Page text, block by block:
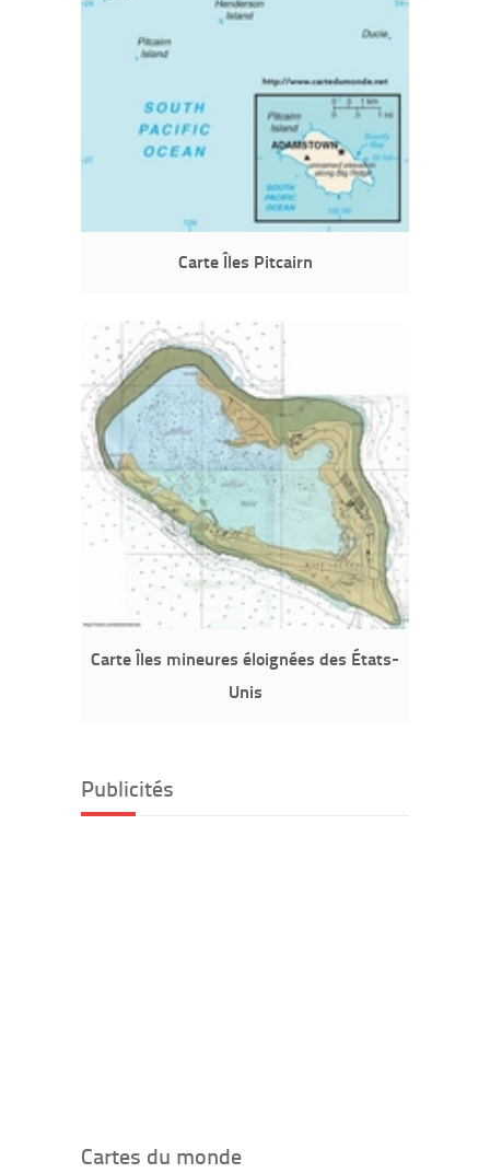
Carte Îles Pitcairn
Carte Îles mineures éloignées des États-
Unis
Publicités
Cartes du monde